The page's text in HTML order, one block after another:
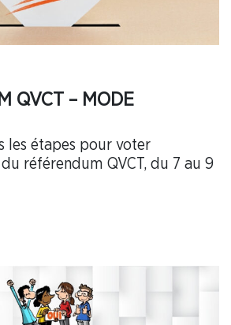
QVCT – MODE
les étapes pour voter
référendum QVCT, du 7 au 9